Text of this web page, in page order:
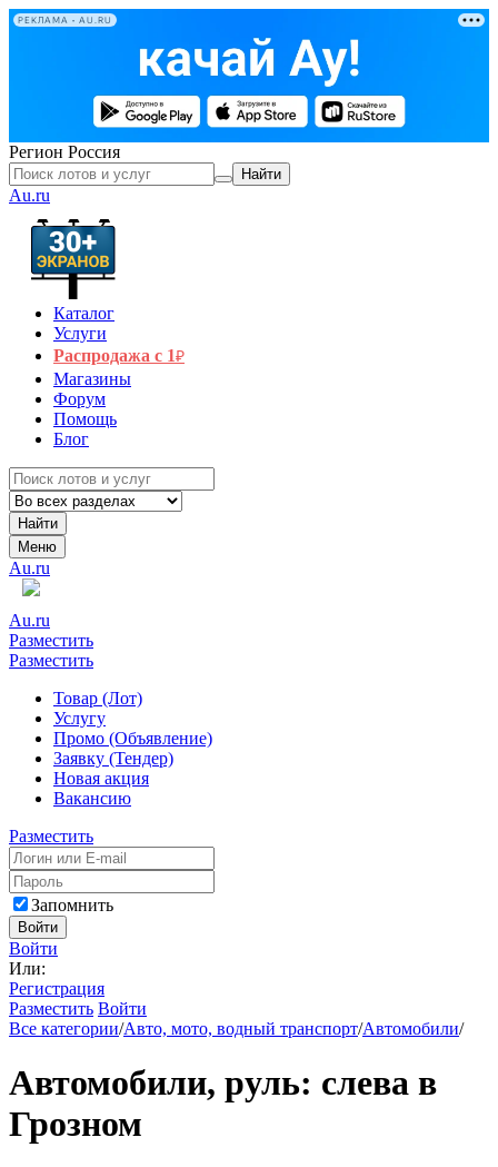
РЕКЛАМА • AU.RU
Регион Россия
Найти
Au.ru
Каталог
Услуги
Распродажа с 1₽
Магазины
Форум
Помощь
Блог
Найти
Меню
Au.ru
Au.ru
Разместить
Разместить
Товар (Лот)
Услугу
Промо (Объявление)
Заявку (Тендер)
Новая акция
Вакансию
Разместить
Запомнить
Войти
Войти
Или:
Регистрация
Разместить Войти
Все категории/Авто, мото, водный транспорт/Автомобили/
Автомобили, руль: слева в
Грозном